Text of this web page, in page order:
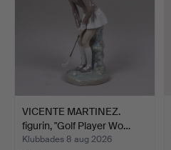
VICENTE MARTINEZ.
figurin, "Golf Player Wo…
Klubbades 8 aug 2026